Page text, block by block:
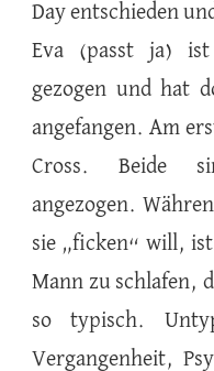
Day entschieden
Eva (passt ja)
gezogen und hat
angefangen. Am
Cross. Beide
angezogen.
sie „ficken“ will,
Mann zu schlafen,
so typisch.
Vergangenheit,